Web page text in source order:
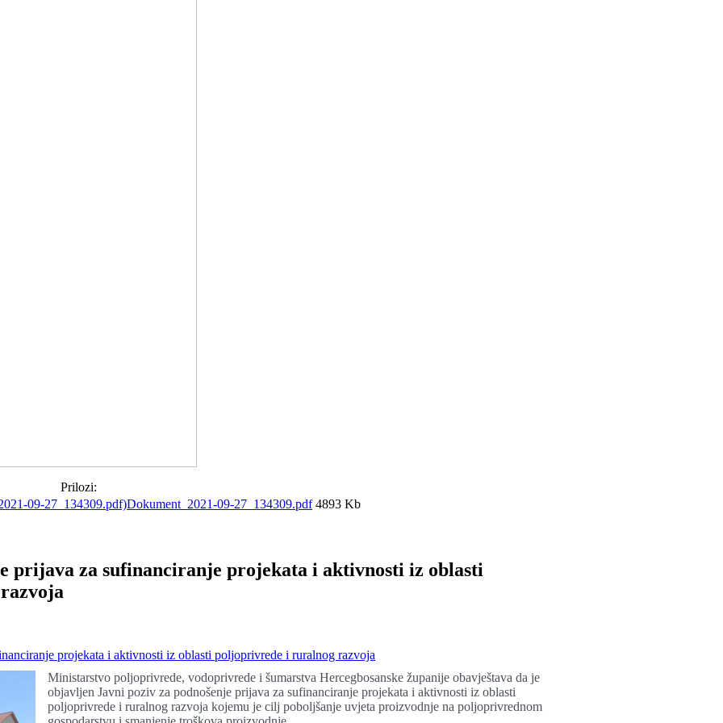
Prilozi:
Dokument_2021-09-27_134309.pdf 4893 Kb
prijava za sufinanciranje projekata i aktivnosti iz oblasti
projekata i aktivnosti iz oblasti poljoprivrede i ruralnog razvoja
Ministarstvo poljoprivrede, vodoprivrede i šumarstva Hercegbosanske županije obavještava da je
objavljen Javni poziv za podnošenje prijava za sufinanciranje projekata i aktivnosti iz oblasti
poljoprivrede i ruralnog razvoja kojemu je cilj poboljšanje uvjeta proizvodnje na poljoprivrednom